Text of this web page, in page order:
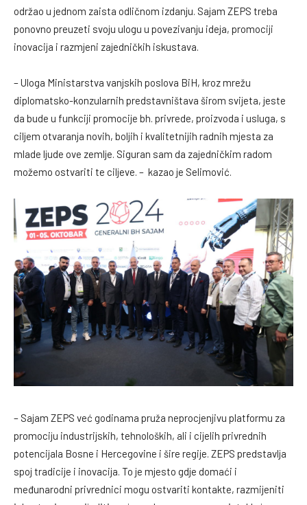
održao u jednom zaista odličnom izdanju. Sajam ZEPS treba
ponovno preuzeti svoju ulogu u povezivanju ideja, promociji
inovacija i razmjeni zajedničkih iskustava.
– Uloga Ministarstva vanjskih poslova BiH, kroz mrežu
diplomatsko-konzularnih predstavništava širom svijeta, jeste
da bude u funkciji promocije bh. privrede, proizvoda i usluga, s
ciljem otvaranja novih, boljih i kvalitetnijih radnih mjesta za
mlade ljude ove zemlje. Siguran sam da zajedničkim radom
možemo ostvariti te ciljeve. – kazao je Selimović.
– Sajam ZEPS već godinama pruža neprocjenjivu platformu za
promociju industrijskih, tehnoloških, ali i cijelih privrednih
potencijala Bosne i Hercegovine i šire regije. ZEPS predstavlja
spoj tradicije i inovacija. To je mjesto gdje domaći i
međunarodni privrednici mogu ostvariti kontakte, razmijeniti